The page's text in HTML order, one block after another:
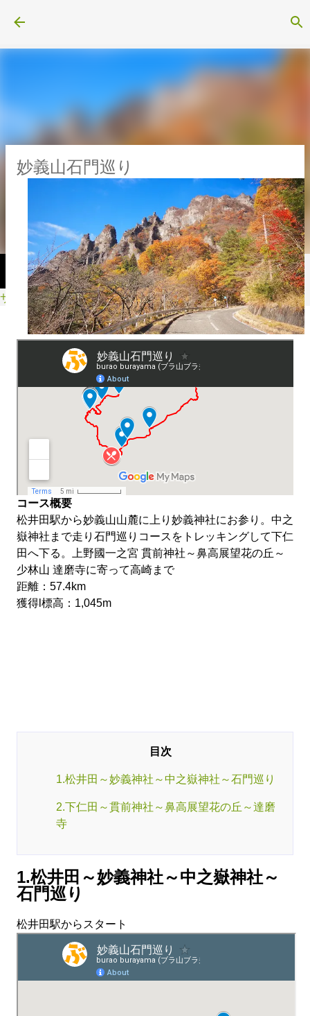
サイクル・スポーツ用品
妙義山石門巡り
コース概要
松井田駅から妙義山山麓に上り妙義神社にお参り。中之
嶽神社まで走り石門巡りコースをトレッキングして下仁
田へ下る。上野國一之宮 貫前神社～鼻高展望花の丘～
少林山 達磨寺に寄って高崎まで
距離：57.4km
獲得l標高：1,045m
1.松井田～妙義神社～中之嶽神社～石門巡り
2.下仁田～貫前神社～鼻高展望花の丘～達磨
寺
1.松井田～妙義神社～中之嶽神社～
石門巡り
松井田駅からスタート